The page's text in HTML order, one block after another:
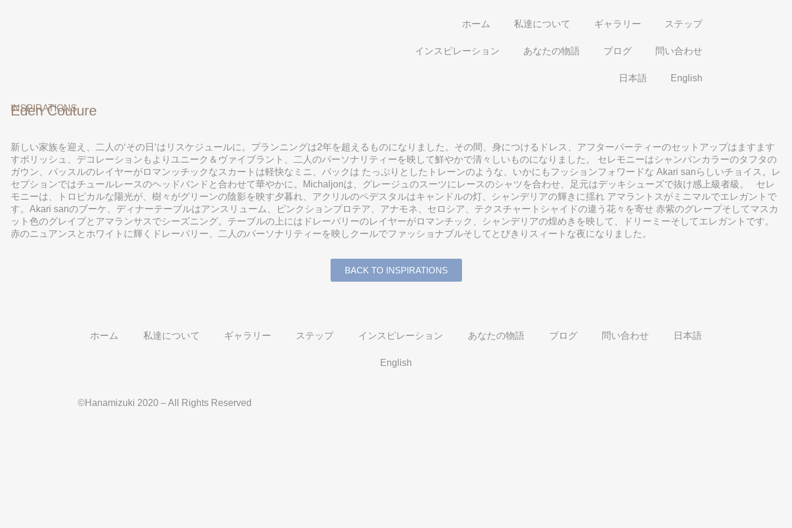
ホーム 私達について ギャラリー ステップ
インスピレーション あなたの物語 ブログ 問い合わせ
日本語 English
INSPIRATIONS
Eden Couture
新しい家族を迎え、二人の‘その日‘はリスケジュールに。プランニングは2年を超えるものになりました。その間、身につけるドレス、アフターパーティーのセットアップはますます
すポリッシュ、デコレーションもよりユニーク＆ヴァイブラント、二人のパーソナリティーを映して鮮やかで清々しいものになりました。 セレモニーはシャンパンカラーのタフタの
ガウン、バッスルのレイヤーがロマンッチックなスカートは軽快なミニ、バックは たっぷりとしたトレーンのような、いかにもフッションフォワードな Akari sanらしいチョイス。レ
セプションではチュールレースのヘッドバンドと合わせて華やかに。Michaljonは、グレージュのスーツにレースのシャツを合わせ、足元はデッキシューズで抜け感上級者級。 セレ
モニーは、トロピカルな陽光が、樹々がグリーンの陰影を映す夕暮れ、アクリルのペデスタルはキャンドルの灯、シャンデリアの輝きに揺れ アマラントスがミニマルでエレガントで
す。Akari sanのブーケ、ディナーテーブルはアンスリューム、ピンクションプロテア、アナモネ、セロシア、テクスチャートシャイドの違う花々を寄せ 赤紫のグレープそしてマスカ
ット色のグレイプとアマランサスでシーズニング。テーブルの上にはドレーパリーのレイヤーがロマンチック、シャンデリアの煌めきを映して、ドリーミーそしてエレガントです。
赤のニュアンスとホワイトに輝くドレーパリー、二人のパーソナリティーを映しクールでファッショナブルそしてとびきりスィートな夜になりました。
BACK TO INSPIRATIONS
ホーム 私達について ギャラリー ステップ インスピレーション あなたの物語 ブログ 問い合わせ 日本語
English
©Hanamizuki 2020 – All Rights Reserved